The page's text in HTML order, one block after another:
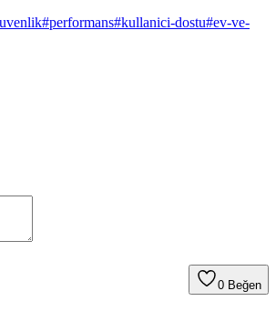
#performans#kullanici-dostu#ev-ve-
0 Beğen